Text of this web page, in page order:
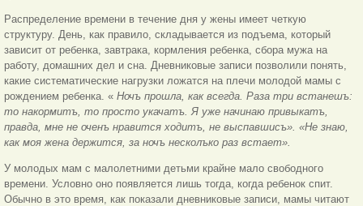
Распределение времени в течение дня у жены имеет четкую
структуру. День, как правило, складывается из подъема, который
зависит от ребенка, завтрака, кормления ребенка, сбора мужа на
работу, домашних дел и сна. Дневниковые записи позволили понять,
какие систематические нагрузки ложатся на плечи молодой мамы с
рождением ребенка. « Ночъ прошла, как всегда. Раза три встанешъ:
то накормитъ, то просто укачатъ. Я уже начинаю привыкатъ,
правда, мне не оченъ нравится ходитъ, не выспавшисъ». «Не знаю,
как моя жена держится, за ночъ несколъко раз встает».
У молодых мам с малолетними детьми крайне мало свободного
времени. Условно оно появляется лишь тогда, когда ребенок спит.
Обычно в это время, как показали дневниковые записи, мамы читают